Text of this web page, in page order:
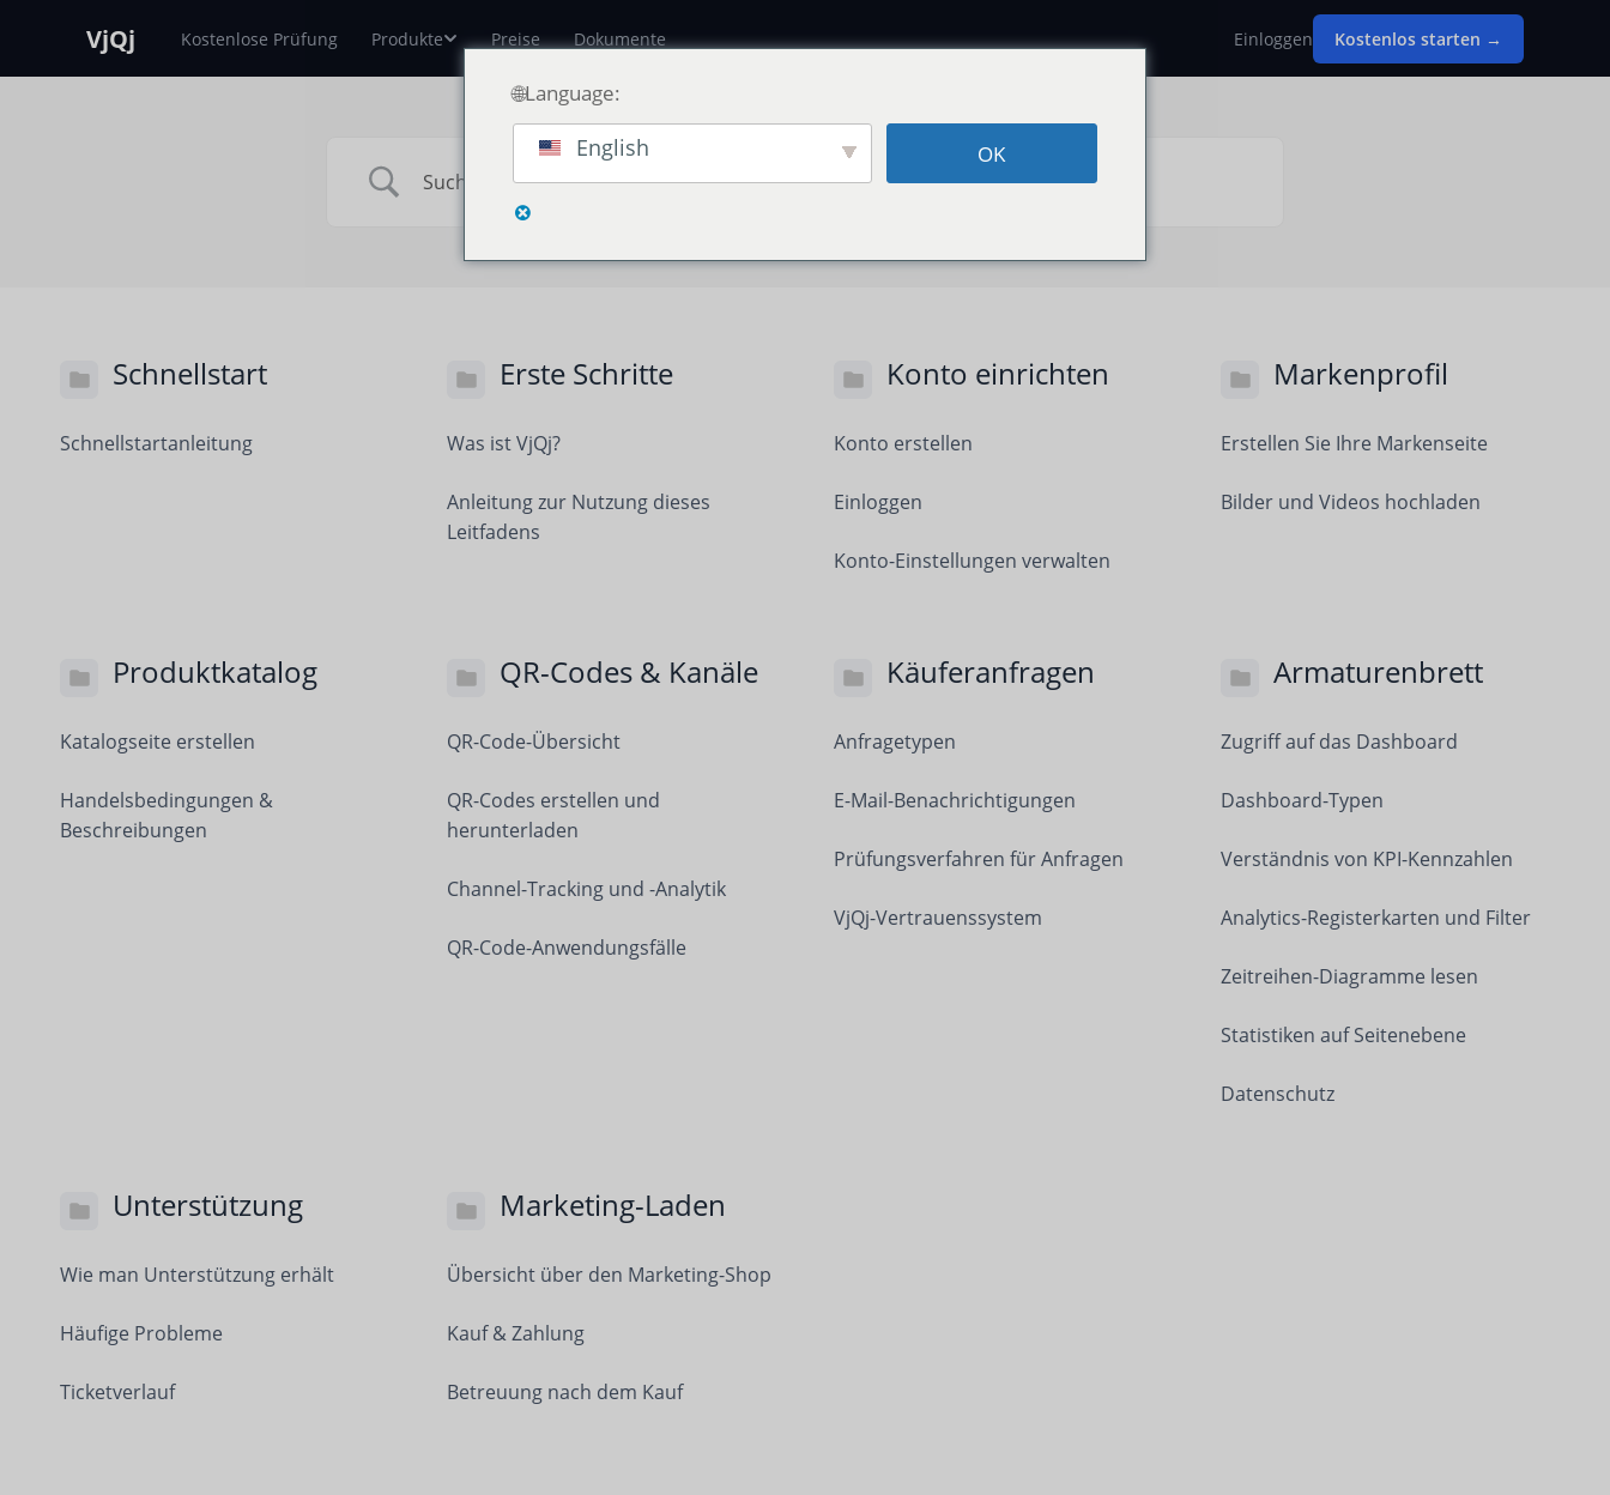
VjQj Kostenlose Prüfung Produkte Preise Dokumente Einloggen Kostenlos starten →
Schnellstart
Schnellstartanleitung
Erste Schritte
Was ist VjQj?
Anleitung zur Nutzung dieses
Leitfadens
Konto einrichten
Konto erstellen
Einloggen
Konto-Einstellungen verwalten
Markenprofil
Erstellen Sie Ihre Markenseite
Bilder und Videos hochladen
Produktkatalog
Katalogseite erstellen
Handelsbedingungen &
Beschreibungen
QR-Codes & Kanäle
QR-Code-Übersicht
QR-Codes erstellen und
herunterladen
Channel-Tracking und -Analytik
QR-Code-Anwendungsfälle
Käuferanfragen
Anfragetypen
E-Mail-Benachrichtigungen
Prüfungsverfahren für Anfragen
VjQj-Vertrauenssystem
Armaturenbrett
Zugriff auf das Dashboard
Dashboard-Typen
Verständnis von KPI-Kennzahlen
Analytics-Registerkarten und Filter
Zeitreihen-Diagramme lesen
Statistiken auf Seitenebene
Datenschutz
Unterstützung
Wie man Unterstützung erhält
Häufige Probleme
Ticketverlauf
Marketing-Laden
Übersicht über den Marketing-Shop
Kauf & Zahlung
Betreuung nach dem Kauf
🌐Language:
English OK